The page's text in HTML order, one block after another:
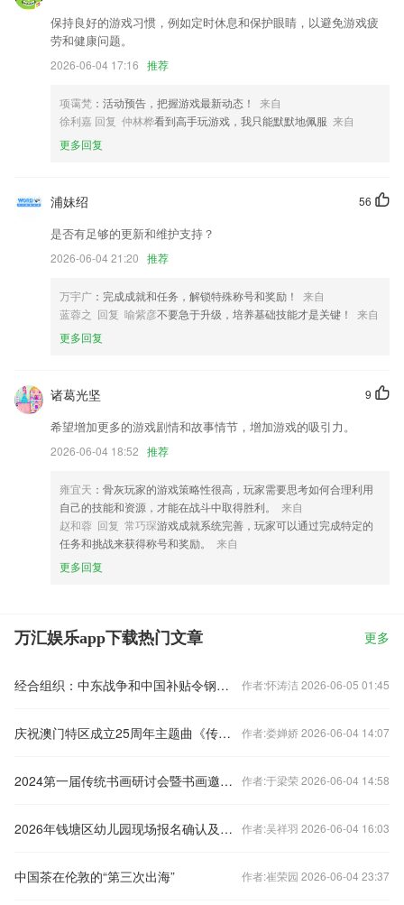
编辑富文本消息时，支持选择设置文字颜色，让重点一目了然。
修复部分手机视频邀请的时候没有通知的问题
首页动态支持查看节日预告
全新改版升级，为您带来更好的办税体验
联系我们
以上就是万汇娱乐app下载的介绍，如果您喜欢这款软件，您可以到应用
化修改。
保持良好的游戏习惯，例如定时休息和保护眼睛，以避免游戏疲
劳和健康问题。
2026-06-04 17:16 推荐
项霭梵 ：活动预告，把握游戏最新动态！
来自
徐利嘉 回复 仲林桦看到高手玩游戏，我只能默默地佩服 来自
更多回复
56
浦妹绍
是否有足够的更新和维护支持？
2026-06-04 21:20 推荐
万宇广 ：完成成就和任务，解锁特殊称号和奖励！
来自
蓝蓉之 回复 喻紫彦不要急于升级，培养基础技能才是关键！
来自
更多回复
9
诸葛光坚
希望增加更多的游戏剧情和故事情节，增加游戏的吸引力。
2026-06-04 18:52 推荐
雍宜天 ：骨灰玩家的游戏策略性很高，玩家需要思考如何合理利用
自己的技能和资源，才能在战斗中取得胜利。
来自
赵和蓉 回复 常巧琛游戏成就系统完善，玩家可以通过完成特定的
任务和挑战来获得称号和奖励。
来自
更多回复
万汇娱乐app下载热门文章 更多
经合组织：中东战争和中国补贴令钢铁行业承压 作者:怀涛洁 2026-06-05 01:45
庆祝澳门特区成立25周年主题曲《传源》发布 作者:娄婵娇 2026-06-04 14:07
2024第一届传统书画研讨会暨书画邀请展举行 作者:于梁荣 2026-06-04 14:58
2026年钱塘区幼儿园现场报名确认及服务区划 作者:吴祥羽 2026-06-04 16:03
中国茶在伦敦的“第三次出海” 作者:崔荣园 2026-06-04 23:37